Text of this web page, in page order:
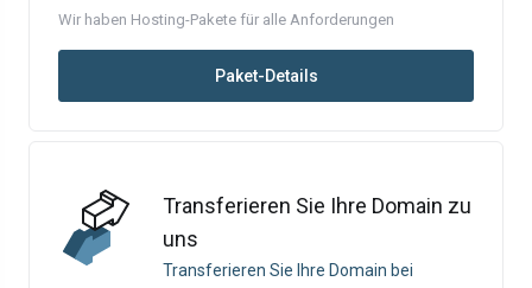
Wir haben Hosting-Pakete für alle Anforderungen
Paket-Details
Transferieren Sie Ihre Domain zu
uns
Transferieren Sie Ihre Domain bei